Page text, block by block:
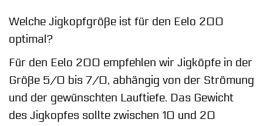
Welche Jigkopfgröße ist für den Eelo 200
optimal?
Für den Eelo 200 empfehlen wir Jigköpfe in der
Größe 5/0 bis 7/0, abhängig von der Strömung
und der gewünschten Lauftiefe. Das Gewicht
des Jigkopfes sollte zwischen 10 und 20